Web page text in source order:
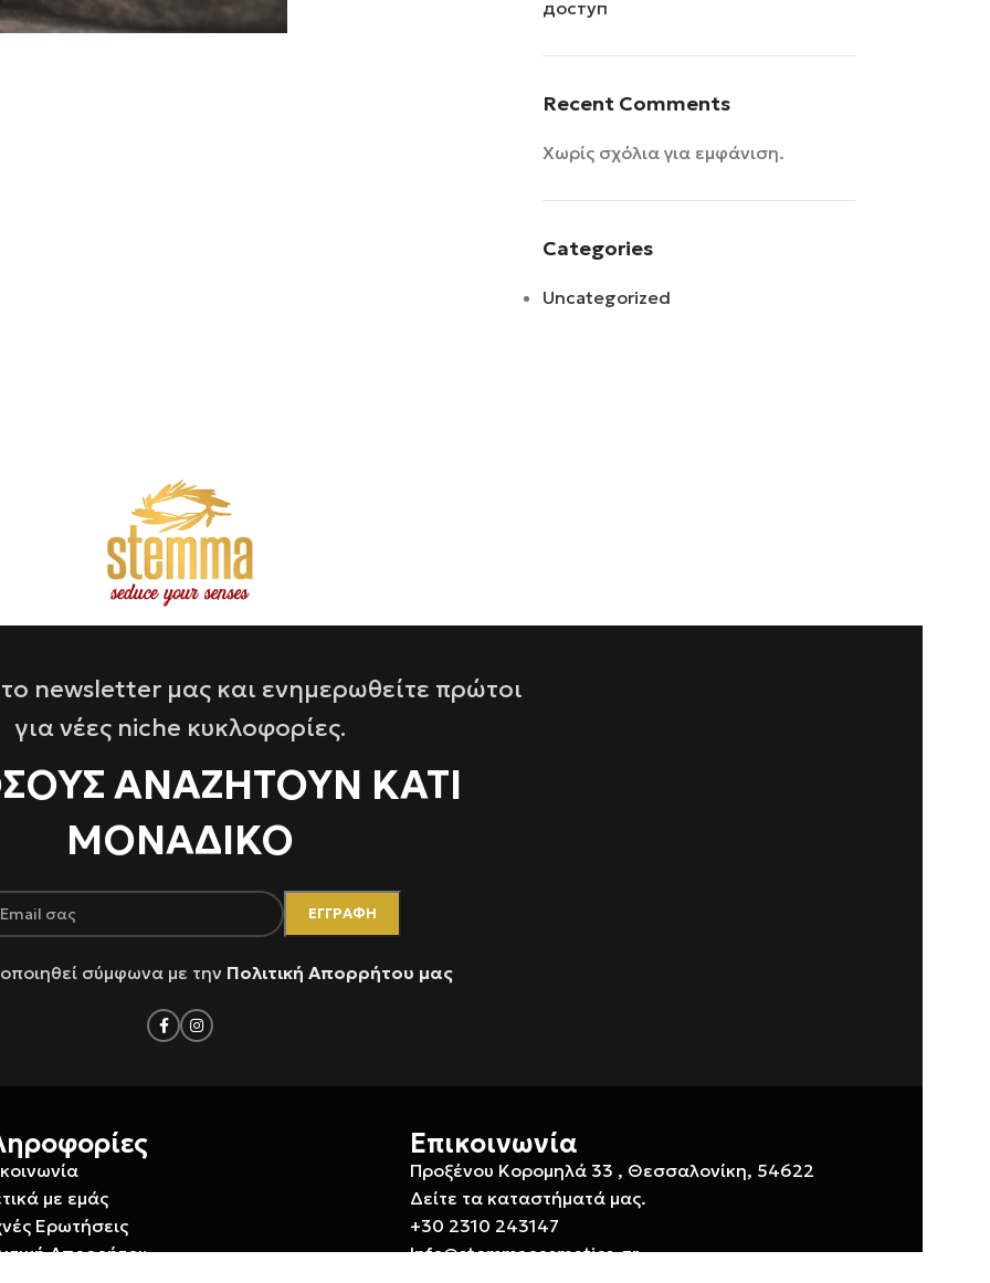
доступ
Recent Comments
Χωρίς σχόλια για εμφάνιση.
Categories
Uncategorized
newsletter μας και ενημερωθείτε πρώτοι
για νέες niche κυκλοφορίες.
ΑΝΑΖΗΤΟΥΝ ΚΑΤΙ
ΜΟΝΑΔΙΚΟ
σύμφωνα με την Πολιτική Απορρήτου μας
με εμάς
Ερωτήσεις
Απορρήτου
Επικοινωνία
Προξένου Κορομηλά 33 , Θεσσαλονίκη, 54622
Δείτε τα καταστήματά μας.
+30 2310 243147
Info@stemmacosmetics.gr